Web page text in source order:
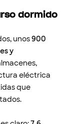
dormido
unos900
y
eléctrica
que